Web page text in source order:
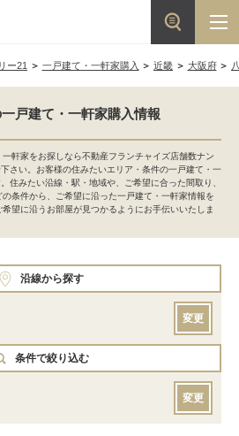
ー21 一戸建て・一軒家購入 近畿 大阪府
戸建て・一軒家購入情報
軒家をお探しなら不動産フランチャイズ店舗数ナン
さい。お客様の住みたいエリア・条件の一戸建て・一
住みたい沿線・駅・地域や、ご希望に合った間取り、
条件から、ご希望に沿った一戸建て・一軒家情報を
望に沿うお部屋が見つかるようにお手伝いいたしま
沿線から探す
変更
条件で絞り込む
変更